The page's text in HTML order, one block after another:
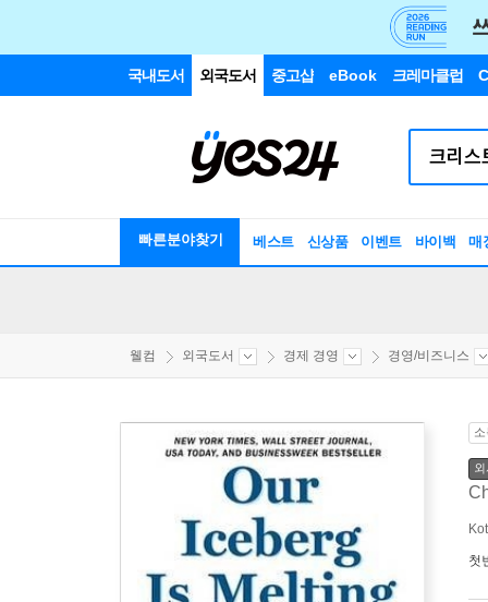
국내도서 외국도서 중고샵 eBook 크레마클럽
빠른분야찾기 베스트 신상품 이벤트 바이백 매
웰컴 외국도서 경제 경영 경영/비즈니스
첫